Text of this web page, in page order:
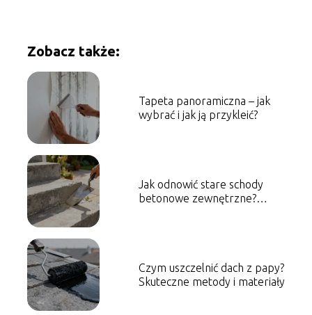
Zobacz także:
Tapeta panoramiczna – jak
wybrać i jak ją przykleić?
Jak odnowić stare schody
betonowe zewnętrzne?
Czym uszczelnić dach z papy?
Skuteczne metody i materiały